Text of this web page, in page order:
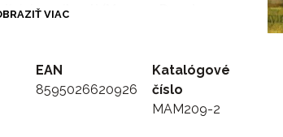
muzikanti (Maraca, Docuku,
je kapacita CD malá, ale snaží se
(4 jazyčný booklet) přiblížit
VIAC
EAN
8595026620926
Katalógové
číslo
MAM209-2